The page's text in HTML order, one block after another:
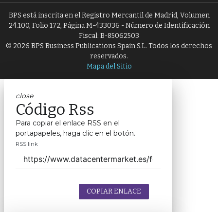
BPS está inscrita en el Registro Mercantil de Madrid, Volumen
24.100, Folio 172, Página M-433036 - Número de Identificación
Fiscal: B-85062503
© 2026 BPS Business Publications Spain S.L. Todos los derechos
reservados.
Mapa del Sitio
close
Código Rss
Para copiar el enlace RSS en el
portapapeles, haga clic en el botón.
RSS link
COPIAR ENLACE